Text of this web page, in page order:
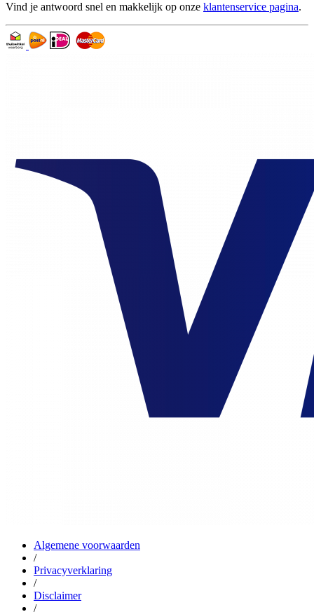
Vind je antwoord snel en makkelijk op onze klantenservice pagina.
Algemene voorwaarden
/
Privacyverklaring
/
Disclaimer
/